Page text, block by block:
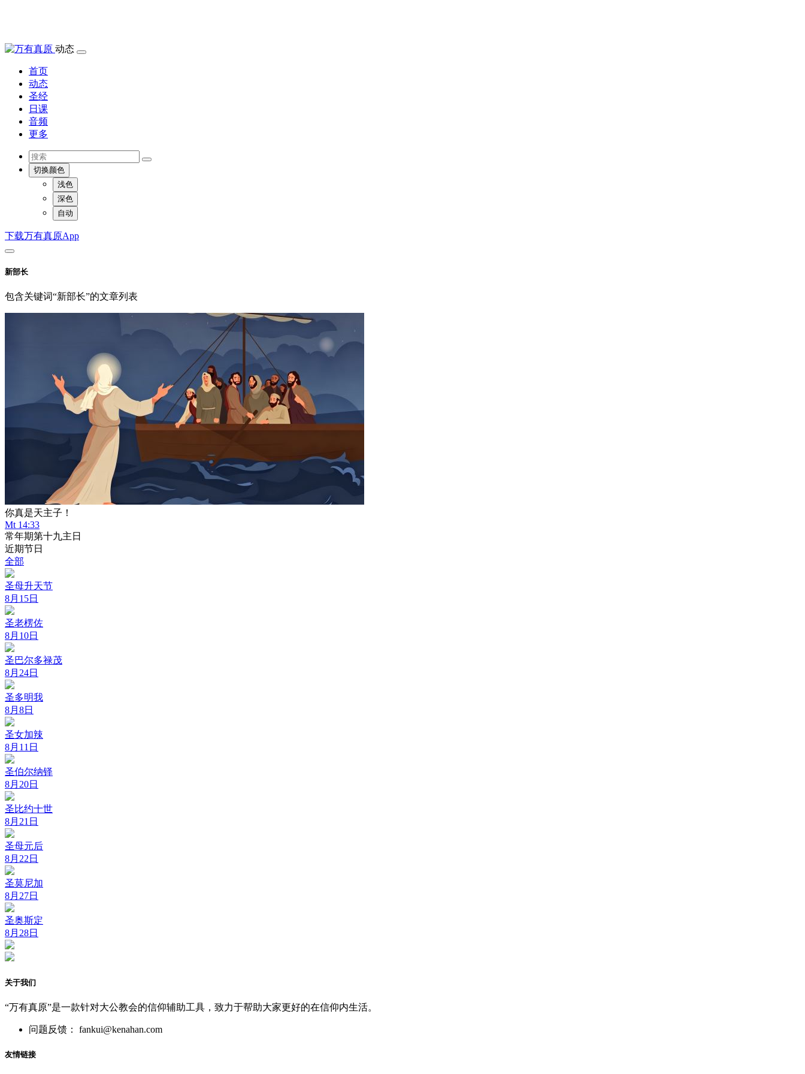
动态
首页
动态
圣经
日课
音频
更多
切换颜色
浅色
深色
自动
下载万有真原App
新部长
包含关键词“新部长”的文章列表
你真是天主子！
Mt 14:33
常年期第十九主日
近期节日
全部
圣母升天节
8月15日
圣老楞佐
8月10日
圣巴尔多禄茂
8月24日
圣多明我
8月8日
圣女加辣
8月11日
圣伯尔纳铎
8月20日
圣比约十世
8月21日
圣母元后
8月22日
圣莫尼加
8月27日
圣奥斯定
8月28日
关于我们
“万有真原”是一款针对大公教会的信仰辅助工具，致力于帮助大家更好的在信仰内生活。
问题反馈： fankui@kenahan.com
友情链接